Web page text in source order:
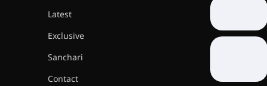
Latest
Exclusive
Sanchari
Contact